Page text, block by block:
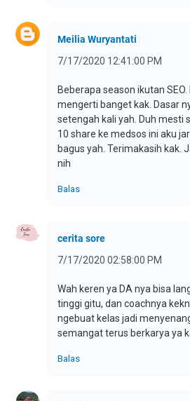
Meilia Wuryantati
7/17/2020 12:41:00 PM
Beberapa season ikutan
mengerti banget kak. Dasar
setengah kali yah. Duh mesti
10 share ke medsos ini aku
bagus yah. Terimakasih kak.
nih
Balas
cerita sore
7/17/2020 02:58:00 PM
Wah keren ya DA nya bisa
tinggi gitu, dan coachnya
ngebuat kelas jadi
semangat terus berkarya ya
Balas